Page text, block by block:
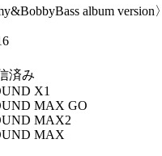
album version〉
済み
X1
MAX GO
MAX2
MAX